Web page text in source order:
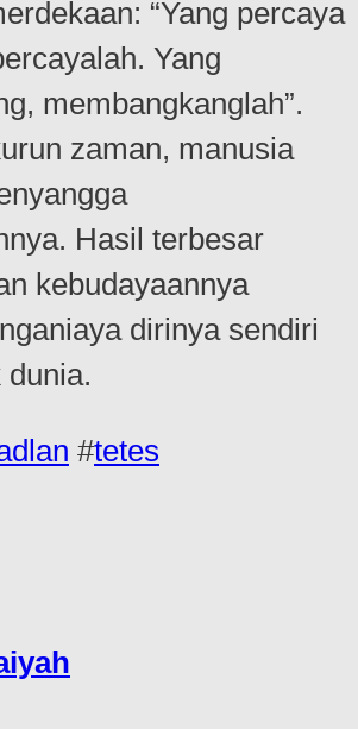
“Yang percaya
Yang
membangkanglah”.
zaman, manusia
Hasil terbesar
kebudayaannya
dirinya sendiri
dunia.
#tetes